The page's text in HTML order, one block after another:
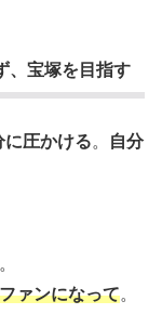
、宝塚を目指す
に圧かける。
自分
ァンになって。